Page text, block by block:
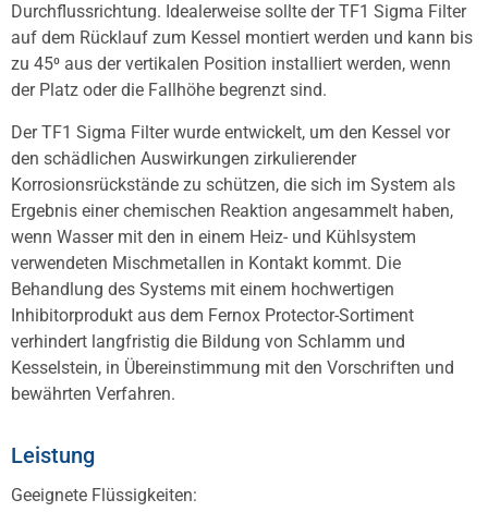
Durchflussrichtung. Idealerweise sollte der TF1 Sigma Filter
auf dem Rücklauf zum Kessel montiert werden und kann bis
zu 45⁰ aus der vertikalen Position installiert werden, wenn
der Platz oder die Fallhöhe begrenzt sind.
Der TF1 Sigma Filter wurde entwickelt, um den Kessel vor
den schädlichen Auswirkungen zirkulierender
Korrosionsrückstände zu schützen, die sich im System als
Ergebnis einer chemischen Reaktion angesammelt haben,
wenn Wasser mit den in einem Heiz- und Kühlsystem
verwendeten Mischmetallen in Kontakt kommt. Die
Behandlung des Systems mit einem hochwertigen
Inhibitorprodukt aus dem Fernox Protector-Sortiment
verhindert langfristig die Bildung von Schlamm und
Kesselstein, in Übereinstimmung mit den Vorschriften und
bewährten Verfahren.
Leistung
Geeignete Flüssigkeiten: